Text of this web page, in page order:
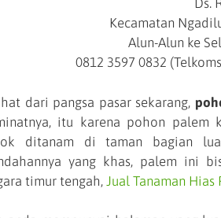
Ds.
Kecamatan
Alun-Alun ke
0812 3597 0832
dari pangsa pasar sekarang,
itu karena pohon
ditanam di taman bagian
yang khas, palem ini
timur tengah, Jual Tanaman Hias